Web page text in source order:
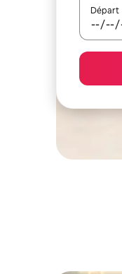
Départ